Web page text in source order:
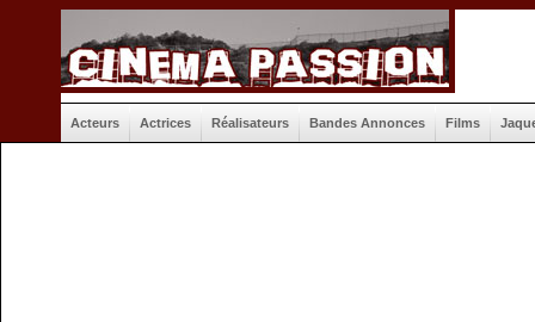
Acteurs Actrices Réalisateurs Bandes Annonces Films